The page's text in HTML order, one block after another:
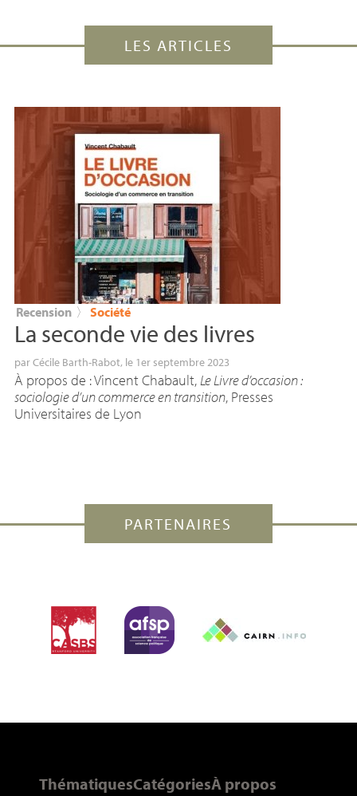
LES ARTICLES
Recension 〉 Société
La seconde vie des livres
parCécile Barth-Rabot, le 1er septembre 2023
À propos de : Vincent Chabault,Le Livre d’occasion :
sociologie d’un commerce en transition, Presses
Universitaires de Lyon
PARTENAIRES
ThématiquesCatégoriesÀ propos